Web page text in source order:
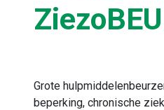
Grote
beperking, chronische